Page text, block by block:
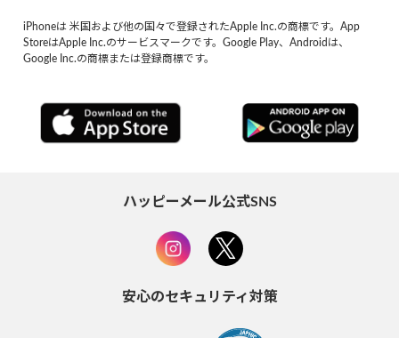
iPhoneは 米国および他の国々で登録されたApple Inc.の商標です。App
StoreはApple Inc.のサービスマークです。Google Play、Androidは、
Google Inc.の商標または登録商標です。
ハッピーメール公式SNS
安心のセキュリティ対策